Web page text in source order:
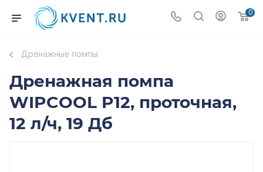
0
Дренажные помпы
Дренажная помпа
WIPCOOL P12, проточная,
12 л/ч, 19 Дб